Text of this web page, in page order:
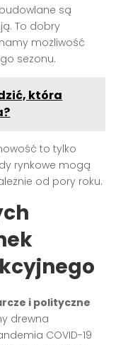
są
To dobry
możliwość
sezonu.
która
to tylko
rynkowe mogą
od pory roku.
i polityczne
drewna
COVID-19